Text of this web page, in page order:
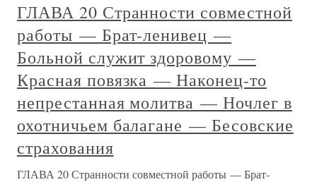
ГЛАВА 20 Странности совместной
работы — Брат-ленивец —
Больной служит здоровому —
Красная повязка — Наконец-то
непрестанная молитва — Ночлег в
охотничьем балагане — Бесовские
страхования
ГЛАВА 20 Странности совместной работы — Брат-